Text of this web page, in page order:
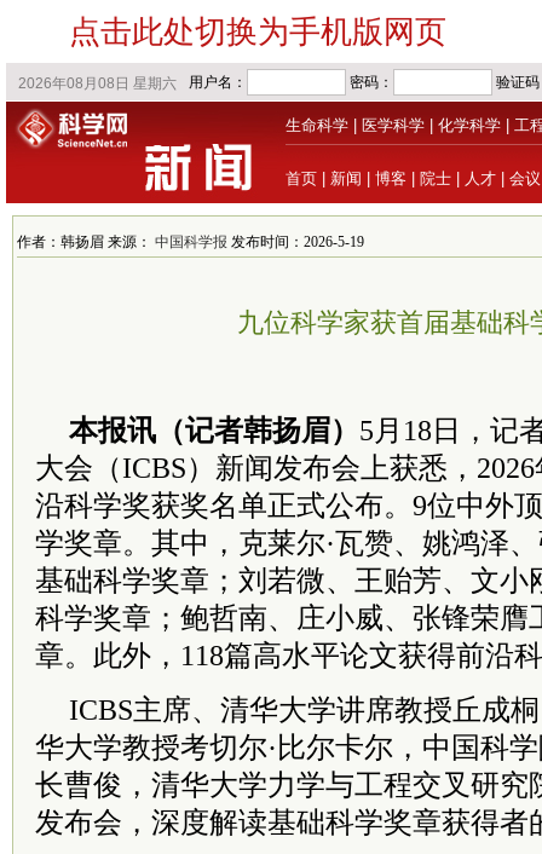
点击此处切换为手机版网页
生命科学 医学科学 化学科学 工
首页 新闻 博客 院士 人才 会议
作者：韩扬眉 来源： 中国科学报 发布时间：2026-5-19
九位科学家获首届基础科
本报讯（记者韩扬眉） 5月18日，记
大会（ICBS）新闻发布会上获悉，
沿科学奖获奖名单正式公布。9位中外
学奖章。其中，克莱尔·瓦赞、姚鸿泽
基础科学奖章；刘若微、王贻芳、文小
科学奖章；鲍哲南、庄小威、张锋荣膺
章。此外，118篇高水平论文获得前沿
ICBS主席、清华大学讲席教授丘成
华大学教授考切尔·比尔卡尔，中国科
长曹俊，清华大学力学与工程交叉研究
发布会，深度解读基础科学奖章获得者